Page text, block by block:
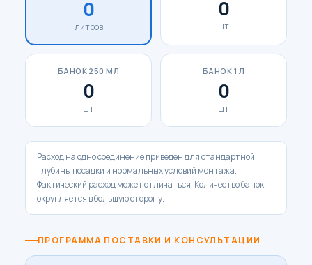
0
литров
0
шт
БАНОК 250 МЛ
0
шт
БАНОК 1 Л
0
шт
Расход на одно соединение приведен для стандартной
глубины посадки и нормальных условий монтажа.
Фактический расход может отличаться. Количество банок
округляется в большую сторону.
ПРОГРАММА ПОСТАВКИ И КОНСУЛЬТАЦИИ